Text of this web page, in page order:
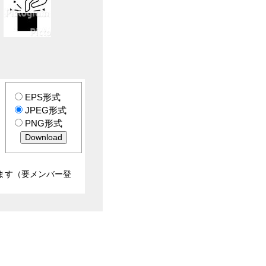
EPS形式
JPEG形式
PNG形式
す（要メンバー登